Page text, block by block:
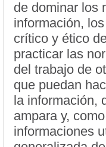
de dominar los
información,
crítico y ético
practicar las
del trabajo de
que puedan
la información,
ampara y,
informaciones